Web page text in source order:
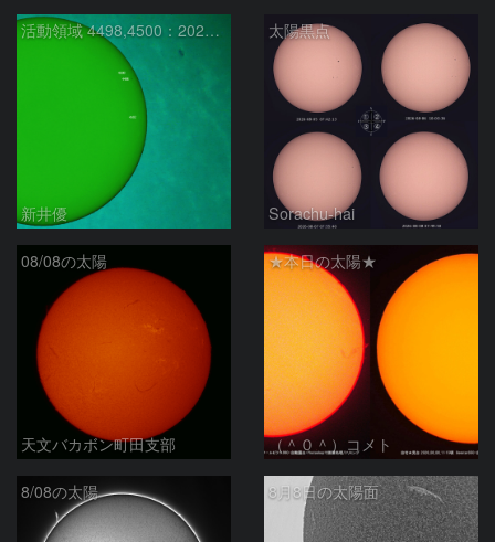
活動領域 4498,4500：2026/08/08
新井優
太陽黒点
Sorachu-hai
08/08の太陽
天文バカボン町田支部
★本日の太陽★
（＾０＾）コメト
8/08の太陽 8月8日の太陽面